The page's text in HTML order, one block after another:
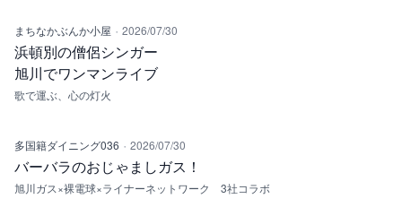
まちなかぶんか小屋 · 2026/07/30
浜頓別の僧侶シンガー
旭川でワンマンライブ
歌で運ぶ、心の灯火
多国籍ダイニング036 · 2026/07/30
バーバラのおじゃましガス！
旭川ガス×裸電球×ライナーネットワーク 3社コラボ